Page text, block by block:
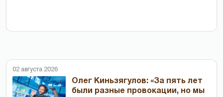
02 августа 2026
Олег Киньзягулов: «За пять лет
были разные провокации, но мы